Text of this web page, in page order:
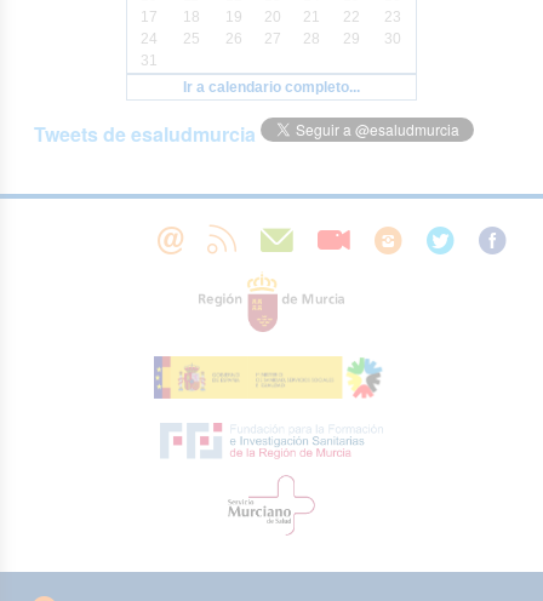
17
18 19 20 21 22
23
24
25 26 27 28 29
30
31
Ir a calendario completo...
Tweets de esaludmurcia